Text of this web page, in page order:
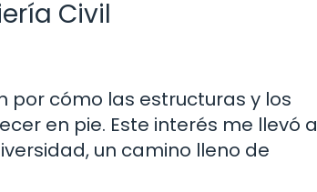
Civil
por cómo las estructuras y los
en pie. Este interés me llevó a
un camino lleno de